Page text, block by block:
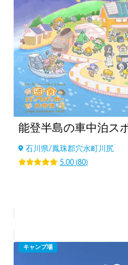
石川県/鳳珠郡穴水町川尻
5.00(80)
キャンプ場